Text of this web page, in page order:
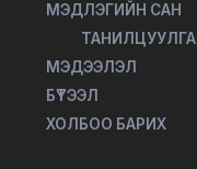
МЭДЛЭГИЙН САН
ТАНИЛЦУУЛГА
МЭДЭЭЛЭЛ
БҮТЭЭЛ
ХОЛБОО БАРИХ